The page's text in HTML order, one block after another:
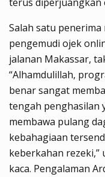
Salah satu
pengemudi ojek
jalanan Makassar,
“Alhamdulillah,
benar sangat
tengah penghasilan
membawa pulang
kebahagiaan
keberkahan rezeki,”
kaca. Pengalaman